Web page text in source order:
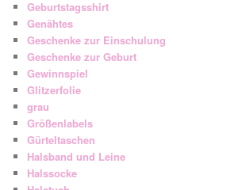
Geburtstagsshirt
Genähtes
Geschenke zur Einschulung
Geschenke zur Geburt
Gewinnspiel
Glitzerfolie
grau
Größenlabels
Gürteltaschen
Halsband und Leine
Halssocke